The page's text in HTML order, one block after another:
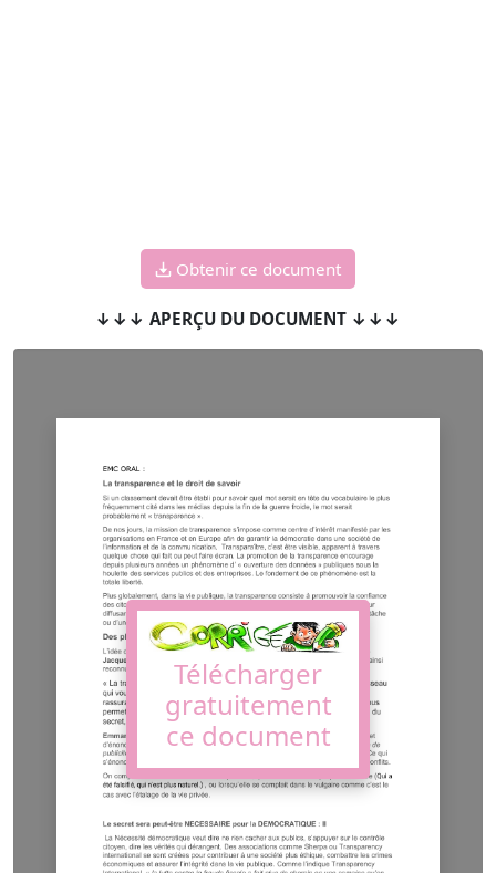
Obtenir ce document
↓↓↓ APERÇU DU DOCUMENT ↓↓↓
Télécharger
gratuitement
ce document